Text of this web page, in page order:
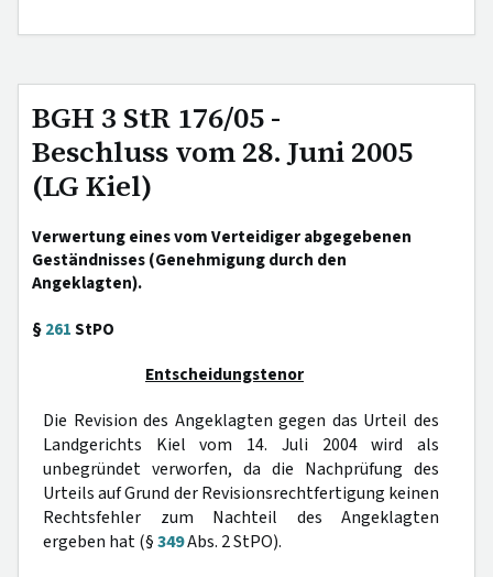
BGH 3 StR 176/05 -
Beschluss vom 28. Juni 2005
(LG Kiel)
Verwertung eines vom Verteidiger abgegebenen
Geständnisses (Genehmigung durch den
Angeklagten).
§261StPO
Entscheidungstenor
Die Revision des Angeklagten gegen das Urteil des
Landgerichts Kiel vom 14. Juli 2004 wird als
unbegründet verworfen, da die Nachprüfung des
Urteils auf Grund der Revisionsrechtfertigung keinen
Rechtsfehler zum Nachteil des Angeklagten
ergeben hat (§349Abs. 2 StPO).